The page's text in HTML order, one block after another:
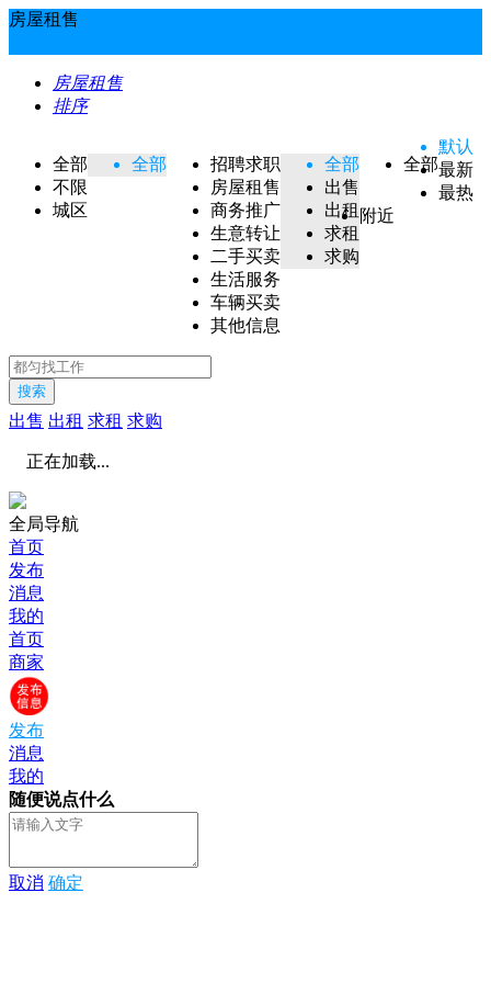
房屋租售
房屋租售
排序
全部
不限
城区
全部
招聘求职
房屋租售
商务推广
生意转让
二手买卖
生活服务
车辆买卖
其他信息
全部
出售
出租
求租
求购
全部
默认
最新
最热
附近
搜索
出售 出租 求租 求购
正在加载...
全局导航
首页
发布
消息
我的
首页
商家
发布
消息
我的
随便说点什么
取消 确定